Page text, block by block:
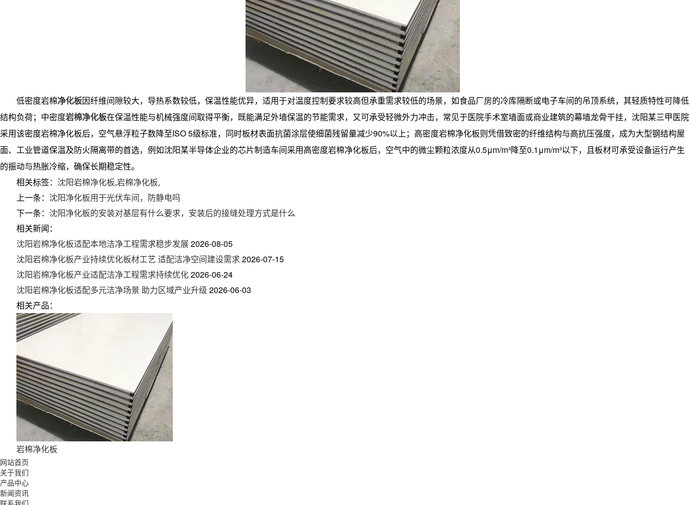
低密度岩棉净化板因纤维间隙较大，导热系数较低，保温性能优异，适用于对温度控制要求较高但承重需求较低的场景，如食品厂房的冷库隔断或电子车间的吊顶系统，其轻质特性可降低
结构负荷；中密度岩棉净化板在保温性能与机械强度间取得平衡，既能满足外墙保温的节能需求，又可承受轻微外力冲击，常见于医院手术室墙面或商业建筑的幕墙龙骨干挂，沈阳某三甲医院
采用该密度岩棉净化板后，空气悬浮粒子数降至ISO 5级标准，同时板材表面抗菌涂层使细菌残留量减少90%以上；高密度岩棉净化板则凭借致密的纤维结构与高抗压强度，成为大型钢结构屋
面、工业管道保温及防火隔离带的首选，例如沈阳某半导体企业的芯片制造车间采用高密度岩棉净化板后，空气中的微尘颗粒浓度从0.5μm/m³降至0.1μm/m³以下，且板材可承受设备运行产生
的振动与热胀冷缩，确保长期稳定性。
相关标签： 沈阳岩棉净化板,岩棉净化板,
上一条： 沈阳净化板用于光伏车间，防静电吗
下一条： 沈阳净化板的安装对基层有什么要求，安装后的接缝处理方式是什么
相关新闻：
沈阳岩棉净化板适配本地洁净工程需求稳步发展2026-08-05
沈阳岩棉净化板产业持续优化板材工艺 适配洁净空间建设需求2026-07-15
沈阳岩棉净化板产业适配洁净工程需求持续优化2026-06-24
沈阳岩棉净化板适配多元洁净场景 助力区域产业升级 2026-06-03
相关产品：
岩棉净化板
网站首页
关于我们
产品中心
新闻资讯
联系我们